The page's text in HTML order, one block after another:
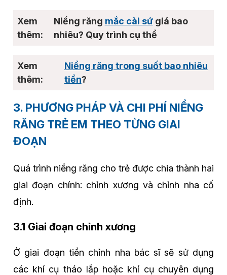
Niềng răng mắc cài sứgiá bao
nhiêu? Quy trình cụ thể
Niềng răng trong suốt bao nhiêu
tiền?
3. PHƯƠNG PHÁP VÀ CHI PHÍ NIỀNG
RĂNG TRẺ EM THEO TỪNG GIAI
ĐOẠN
Quá trình niềng răng cho trẻ được chia thành hai
giai đoạn chính: chỉnh xương và chỉnh nha cố
định.
3.1 Giai đoạn chỉnh xương
Ở giai đoạn tiền chỉnh nha bác sĩ sẽ sử dụng
các khí cụ tháo lắp hoặc khí cụ chuyên dụng